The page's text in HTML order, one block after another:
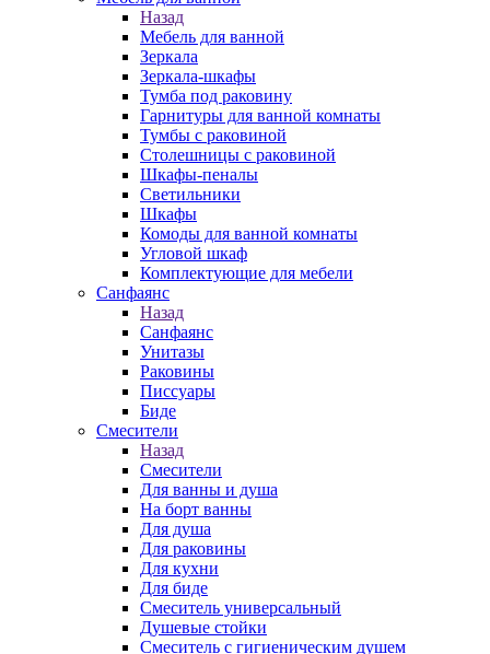
Назад
Мебель для ванной
Зеркала
Зеркала-шкафы
Тумба под раковину
Гарнитуры для ванной комнаты
Тумбы с раковиной
Столешницы с раковиной
Шкафы-пеналы
Светильники
Шкафы
Комоды для ванной комнаты
Угловой шкаф
Комплектующие для мебели
Санфаянс
Назад
Санфаянс
Унитазы
Раковины
Писсуары
Биде
Смесители
Назад
Смесители
Для ванны и душа
На борт ванны
Для душа
Для раковины
Для кухни
Для биде
Смеситель универсальный
Душевые стойки
Смеситель с гигиеническим душем